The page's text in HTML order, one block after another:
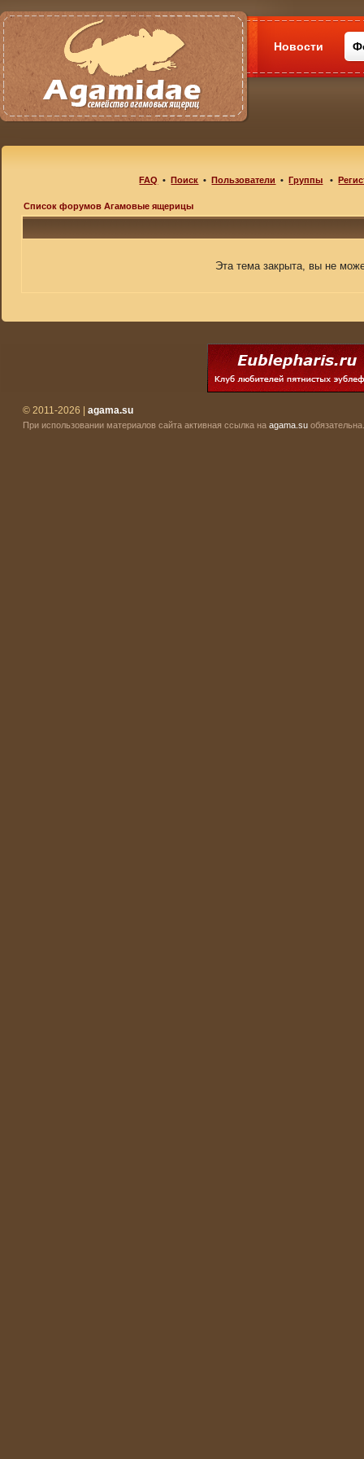
Новости
FAQ •Поиск •Пользователи •Группы •
Список форумов Агамовые ящерицы
Эта тема закрыта, вы не
© 2011-2026 | agama.su
При использовании материалов сайта активная ссылка на agama.su обязательна.